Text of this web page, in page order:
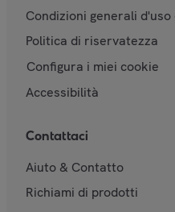
Condizioni generali d'uso
Politica di riservatezza
Configura i miei cookie
Accessibilità
Contattaci
Aiuto & Contatto
Richiami di prodotti